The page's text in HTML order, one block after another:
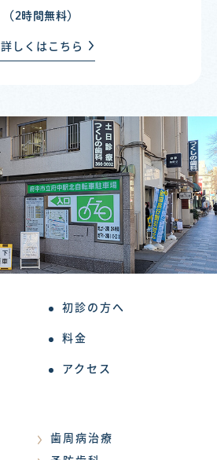
（2時間無料）
詳しくはこちら
初診の方へ
料金
アクセス
歯周病治療